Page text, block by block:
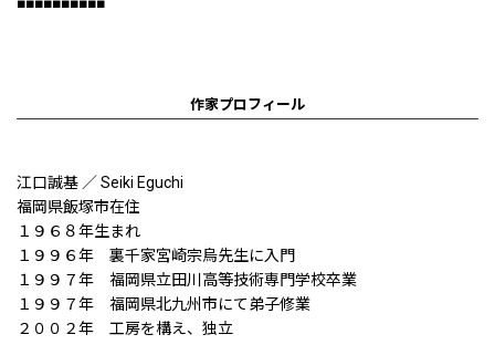
作家プロフィール
江口誠基 ／ Seiki Eguchi
福岡県飯塚市在住
１９６８年生まれ
１９９６年 裏千家宮崎宗烏先生に入門
１９９７年 福岡県立田川高等技術専門学校卒業
１９９７年 福岡県北九州市にて弟子修業
２００２年 工房を構え、独立